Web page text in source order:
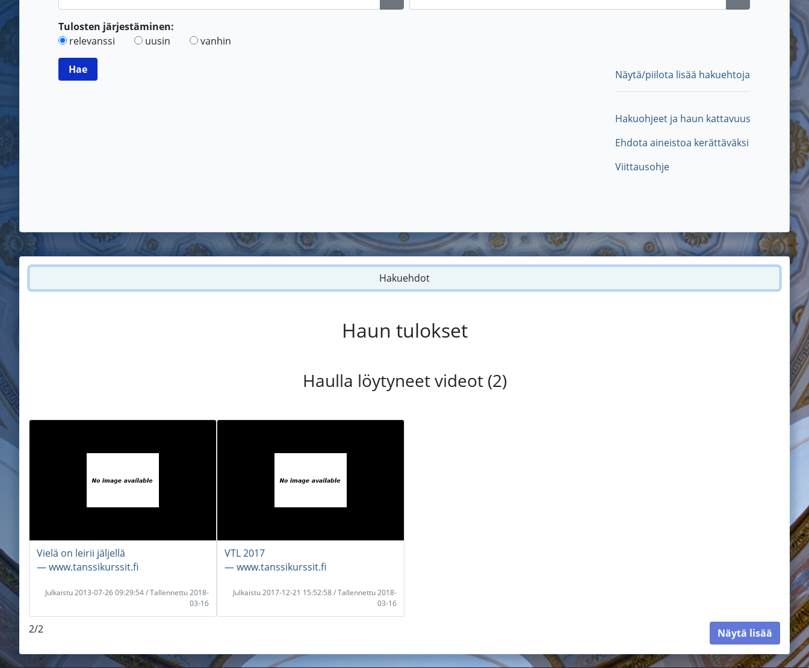
Tulosten järjestäminen:
relevanssi
uusin vanhin
Näytä/piilota lisää hakuehtoja
Hakuohjeet ja haun kattavuus
Ehdota aineistoa kerättäväksi
Viittausohje
Hakuehdot
Haun tulokset
Haulla löytyneet videot (2)
Vielä on leirii jäljellä
― www.tanssikurssit.fi
Julkaistu 2013-07-26 09:29:54 / Tallennettu 2018-
03-16
VTL 2017
― www.tanssikurssit.fi
Julkaistu 2017-12-21 15:52:58 / Tallennettu 2018-
03-16
2/2 Näytä lisää